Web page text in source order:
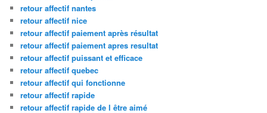
retour affectif nantes
retour affectif nice
retour affectif paiement après résultat
retour affectif paiement apres resultat
retour affectif puissant et efficace
retour affectif quebec
retour affectif qui fonctionne
retour affectif rapide
retour affectif rapide de l être aimé